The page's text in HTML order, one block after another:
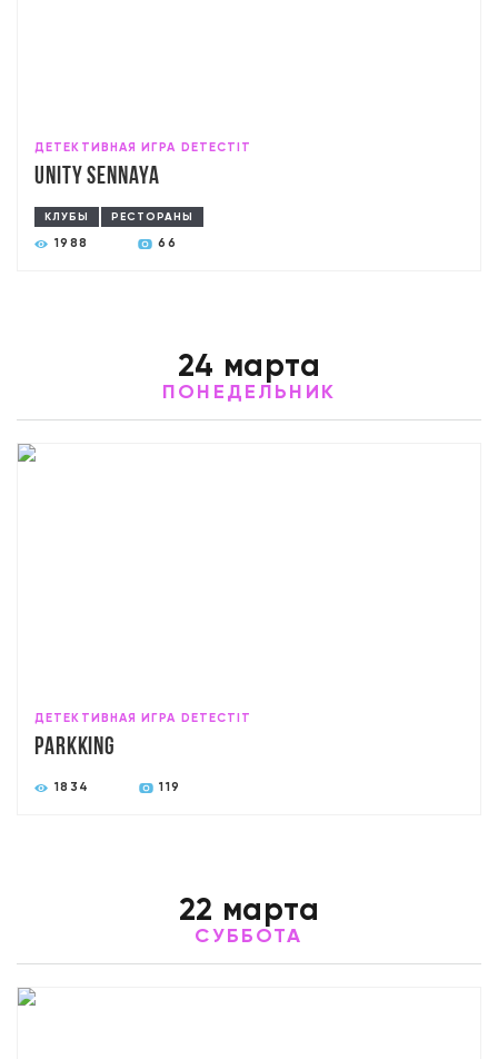
ДЕТЕКТИВНАЯ ИГРА DETECTIT
Unity Sennaya
КЛУБЫ РЕСТОРАНЫ
1988 66
24 марта
ПОНЕДЕЛЬНИК
ДЕТЕКТИВНАЯ ИГРА DETECTIT
Parkking
1834 119
22 марта
СУББОТА